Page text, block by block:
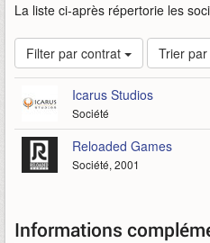
La liste ci-après répertorie les
Filter par contrat Trier par
Icarus Studios
Société
Reloaded Games
Société, 2001
Informations